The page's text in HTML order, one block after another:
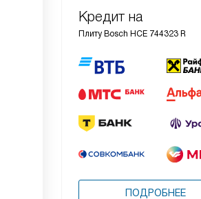
Кредит на
Плиту Bosch HCE 744323 R
ПОДРОБНЕЕ